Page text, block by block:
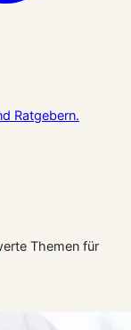
Ratgebern.
Themen für